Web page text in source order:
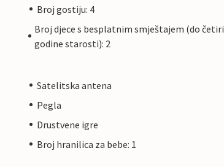
Broj gostiju: 4
Broj djece s besplatnim smještajem (do četiri
godine starosti): 2
Satelitska antena
Pegla
Drustvene igre
Broj hranilica za bebe: 1